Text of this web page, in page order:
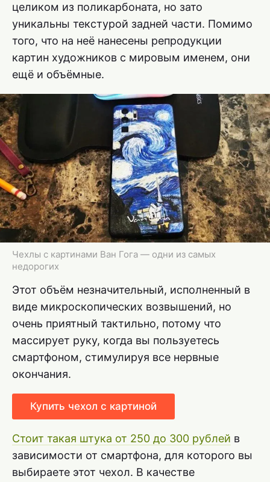
целиком из поликарбоната, но зато
уникальны текстурой задней части. Помимо
того, что на неё нанесены репродукции
картин художников с мировым именем, они
ещё и объёмные.
Чехлы с картинами Ван Гога — одни из самых
недорогих
Этот объём незначительный, исполненный в
виде микроскопических возвышений, но
очень приятный тактильно, потому что
массирует руку, когда вы пользуетесь
смартфоном, стимулируя все нервные
окончания.
Купить чехол с картиной
Стоит такая штука от 250 до 300 рублей в
зависимости от смартфона, для которого вы
выбираете этот чехол. В качестве